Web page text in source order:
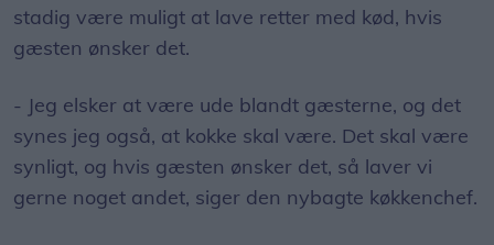
stadig være muligt at lave retter med kød, hvis
gæsten ønsker det.
- Jeg elsker at være ude blandt gæsterne, og det
synes jeg også, at kokke skal være. Det skal være
synligt, og hvis gæsten ønsker det, så laver vi
gerne noget andet, siger den nybagte køkkenchef.